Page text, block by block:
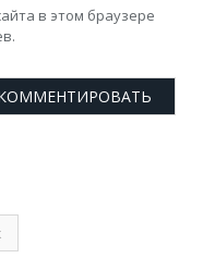
в этом браузере